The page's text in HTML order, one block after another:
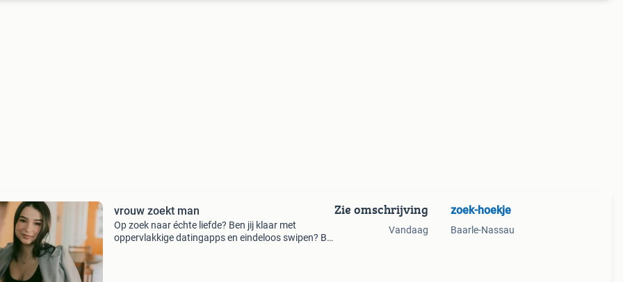
vrouw zoekt man
Op zoek naar échte liefde? Ben jij klaar met
oppervlakkige datingapps en eindeloos swipen? Bij
Zie omschrijving
Vandaag
zoek-hoekje
Baarle-Nassau